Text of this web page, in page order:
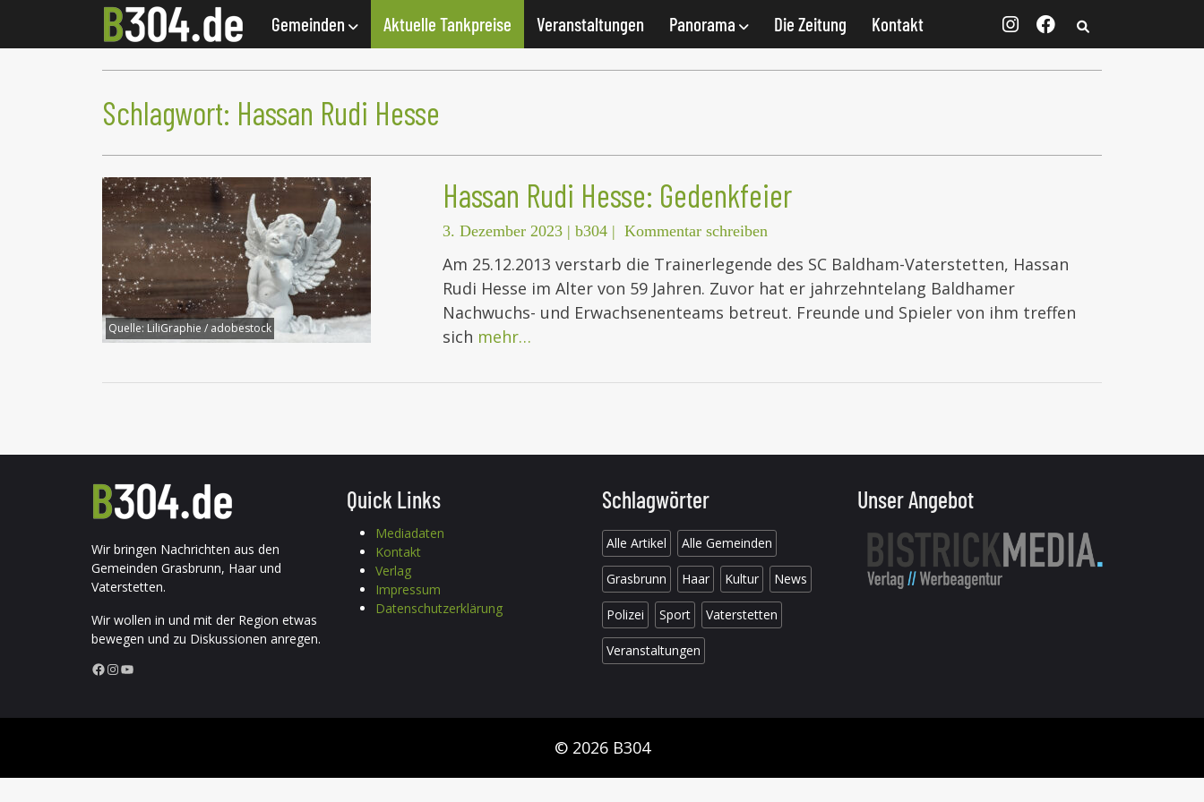
Gemeinden Aktuelle Tankpreise Veranstaltungen Panorama Die Zeitung Kontakt
Schlagwort: Hassan Rudi Hesse
Quelle: LiliGraphie / adobestock
Hassan Rudi Hesse: Gedenkfeier
3. Dezember 2023 | b304 | Kommentar schreiben
Am 25.12.2013 verstarb die Trainerlegende des SC Baldham-Vaterstetten, Hassan
Rudi Hesse im Alter von 59 Jahren. Zuvor hat er jahrzehntelang Baldhamer
Nachwuchs- und Erwachsenenteams betreut. Freunde und Spieler von ihm treffen
sich mehr…
Wir bringen Nachrichten aus den
Gemeinden Grasbrunn, Haar und
Vaterstetten.
Wir wollen in und mit der Region etwas
bewegen und zu Diskussionen anregen.
Facebook InstagramYouTube
Quick Links
Mediadaten
Kontakt
Verlag
Impressum
Datenschutzerklärung
Schlagwörter
Alle Artikel Alle Gemeinden
Grasbrunn Haar Kultur News
Polizei Sport Vaterstetten
Veranstaltungen
Unser Angebot
© 2026 B304